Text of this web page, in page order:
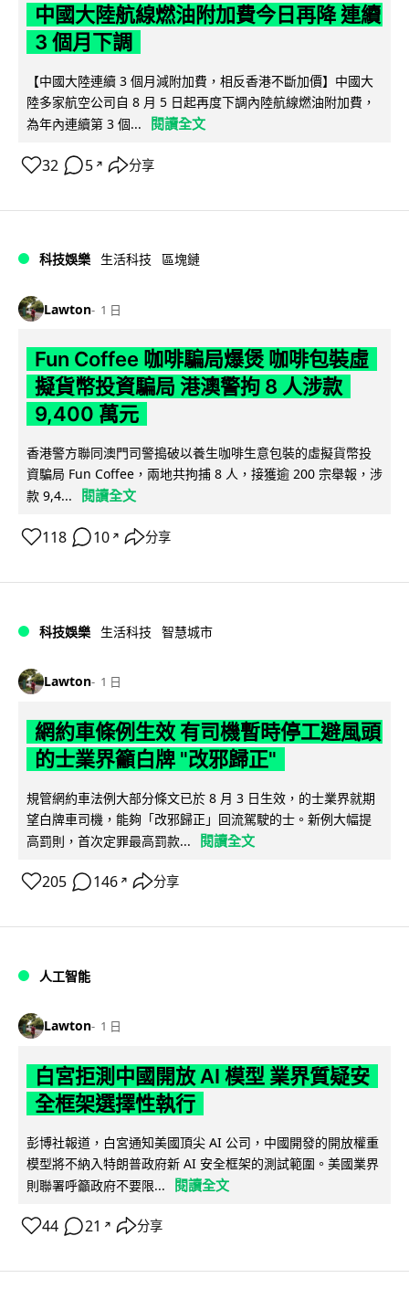
中國大陸航線燃油附加費今日再降 連續
3 個月下調
【中國大陸連續 3 個月減附加費，相反香港不斷加價】中國大
陸多家航空公司自 8 月 5 日起再度下調內陸航線燃油附加費，
為年內連續第 3 個...
閱讀全文
32 5 ↗ 分享
科技娛樂 生活科技 區塊鏈
Lawton 1 日
Fun Coffee 咖啡騙局爆煲 咖啡包裝虛
擬貨幣投資騙局 港澳警拘 8 人涉款
9,400 萬元
香港警方聯同澳門司警搗破以養生咖啡生意包裝的虛擬貨幣投
資騙局 Fun Coffee，兩地共拘捕 8 人，接獲逾 200 宗舉報，涉
款 9,4...
閱讀全文
118 10 ↗ 分享
科技娛樂 生活科技 智慧城市
Lawton 1 日
網約車條例生效 有司機暫時停工避風頭
的士業界籲白牌 "改邪歸正"
規管網約車法例大部分條文已於 8 月 3 日生效，的士業界就期
望白牌車司機，能夠「改邪歸正」回流駕駛的士。新例大幅提
高罰則，首次定罪最高罰款...
閱讀全文
205 146 ↗ 分享
人工智能
Lawton 1 日
白宮拒測中國開放 AI 模型 業界質疑安
全框架選擇性執行
彭博社報道，白宮通知美國頂尖 AI 公司，中國開發的開放權重
模型將不納入特朗普政府新 AI 安全框架的測試範圍。美國業界
則聯署呼籲政府不要限...
閱讀全文
44 21 ↗ 分享